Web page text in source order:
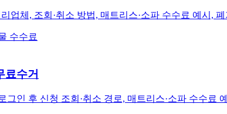
업체, 조회·취소 방법, 매트리스·소파 수수료 예시,
수수료
료수거
인 후 신청 조회·취소 경로, 매트리스·소파 수수료